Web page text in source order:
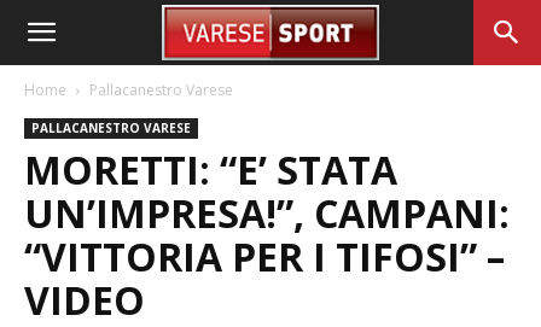
Home Pallacanestro Varese
PALLACANESTRO VARESE
MORETTI: “E’ STATA
UN’IMPRESA!”, CAMPANI:
“VITTORIA PER I TIFOSI” –
VIDEO